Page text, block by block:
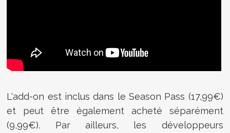
L'add-on est inclus dans le Season Pass (17,99€)
et peut être également acheté séparément
(9,99€). Par ailleurs, les développeurs